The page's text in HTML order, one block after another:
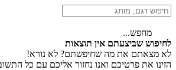
מחפש...
לחיפוש שביצעתם אין תוצאות
לא מצאתם את מה שחיפשתם? לא נורא!
הזינו את פרטיכם ואנו נחזור אליכם עם כל